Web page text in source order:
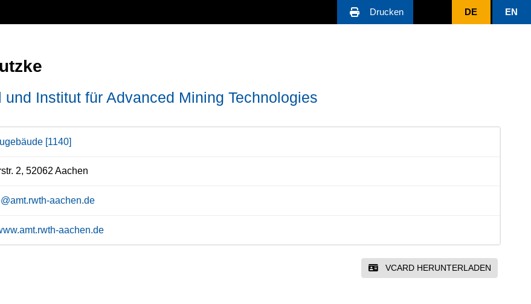
Drucken DE EN
und Institut für Advanced Mining Technologies
[1140]
2, 52062 Aachen
aachen.de
aachen.de
VCARD HERUNTERLADEN